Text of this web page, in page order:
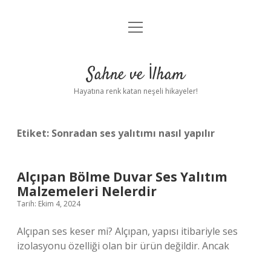
Anasayfa
Yasal Uyarı
menüyü
Sahne ve İlham
Hayatına renk katan neşeli hikayeler!
Etiket: Sonradan ses yalıtımı nasıl yapılır
Alçıpan Bölme Duvar Ses Yalıtım
Malzemeleri Nelerdir
Tarih: Ekim 4, 2024
Alçıpan ses keser mi? Alçıpan, yapısı itibariyle ses
izolasyonu özelliği olan bir ürün değildir. Ancak